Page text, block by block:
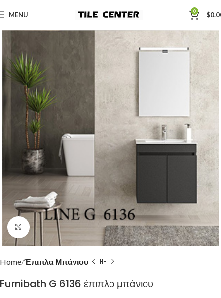
MENU 0 $
Click to enlarge
Home Έπιπλα Μπάνιου
Furnibath G 6136 έπιπλο μπάνιου